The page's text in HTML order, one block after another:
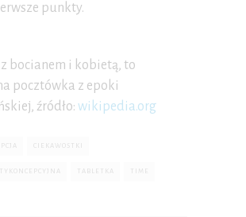
punkty.
bocianem i kobietą, to
pocztówka z epoki
źródło: wikipedia.org
CIEKAWOSTKI
TABLETKA TIME